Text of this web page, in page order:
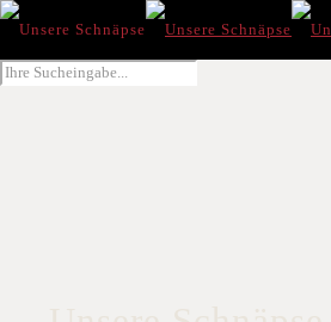
- Weingut Meier &
+49 7843